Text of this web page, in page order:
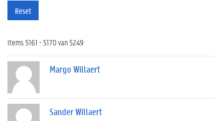
Reset
Items 5161 - 5170 van 5249
Margo Willaert
Sander Willaert